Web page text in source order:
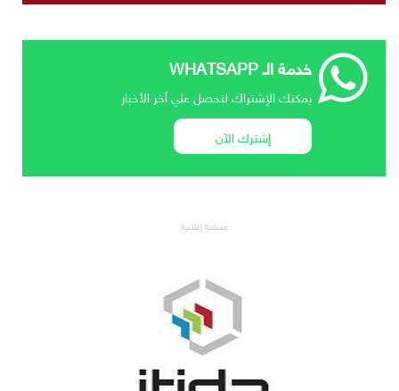
خدمة الـ WHATSAPP
يمكنك الإشتراك لتحصل علي أخر الأخبار
إشترك الآن
مساحة إعلانية